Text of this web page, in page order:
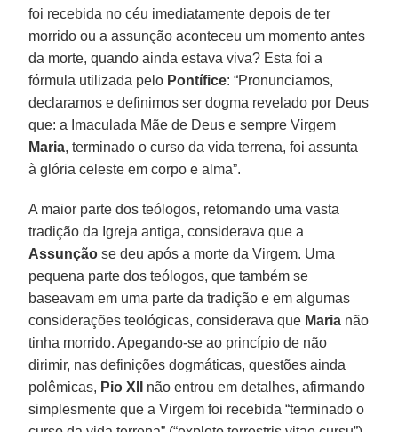
foi recebida no céu imediatamente depois de ter
morrido ou a assunção aconteceu um momento antes
da morte, quando ainda estava viva? Esta foi a
fórmula utilizada pelo Pontífice: “Pronunciamos,
declaramos e definimos ser dogma revelado por Deus
que: a Imaculada Mãe de Deus e sempre Virgem
Maria, terminado o curso da vida terrena, foi assunta
à glória celeste em corpo e alma”.
A maior parte dos teólogos, retomando uma vasta
tradição da Igreja antiga, considerava que a
Assunção se deu após a morte da Virgem. Uma
pequena parte dos teólogos, que também se
baseavam em uma parte da tradição e em algumas
considerações teológicas, considerava que Maria não
tinha morrido. Apegando-se ao princípio de não
dirimir, nas definições dogmáticas, questões ainda
polêmicas, Pio XII
não entrou em detalhes, afirmando
simplesmente que a Virgem foi recebida “terminado o